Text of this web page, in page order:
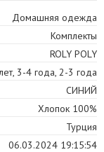
Домашняя одежда
Комплекты
ROLY POLY
3-4 года, 2-3 года
СИНИЙ
Хлопок 100%
Турция
06.03.2024 19:15:54